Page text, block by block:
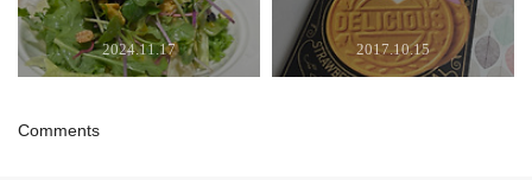
2024.11.17 2017.10.15
Comments